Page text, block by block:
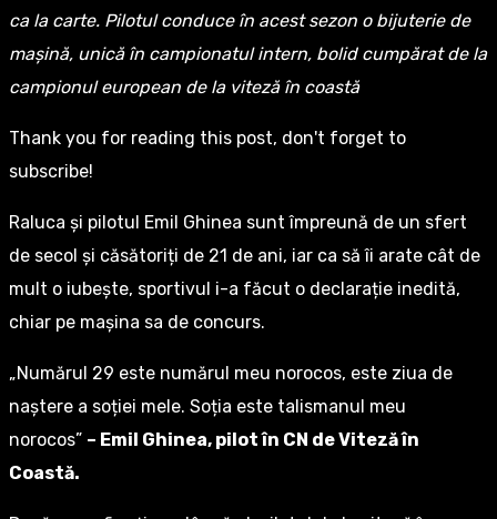
ca la carte. Pilotul conduce în acest sezon o bijuterie de
mașină, unică în campionatul intern, bolid cumpărat de la
campionul european de la viteză în coastă
Thank you for reading this post, don't forget to
subscribe!
Raluca și pilotul Emil Ghinea sunt împreună de un sfert
de secol și căsătoriți de 21 de ani, iar ca să îi arate cât de
mult o iubește, sportivul i-a făcut o declarație inedită,
chiar pe mașina sa de concurs.
„Numărul 29 este numărul meu norocos, este ziua de
naștere a soției mele. Soția este talismanul meu
norocos” – Emil Ghinea, pilot în CN de Viteză în
Coastă.